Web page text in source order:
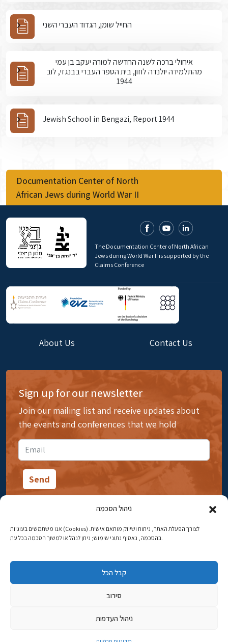
ניהול הסכמה
אנו משתמשים בעוגיות (Cookies) לצורך הפעלת האתר, ניתוח ושיווק מותאם אישית.
בהסכמה, נאסוף נתוני שימוש; ניתן לנהל או למשוך הסכמה בכל עת.
קבל הכל
סירוב
ניהול העדפות
החייל שומן, הגדוד העברי השני
איחולי ברכה לשנה החדשה למורה יעקב בן עמי
מהתלמידה יולנדה לוזון, בית הספר העברי בבנגזי, לוב
1944
Jewish School in Bengazi, Report 1944
Documentation Center of North
African Jews during World War II
The Documentation Center of North African
Jews during World War II is supported by the
Claims Conference
About Us Contact Us
Sign up for our newsletter
Join our mailing list and receive updates about
the events and conferences that we hold
14 Ibn Gabirol Street, Rehavia, Jerusalem
najww2@ybz.org.il